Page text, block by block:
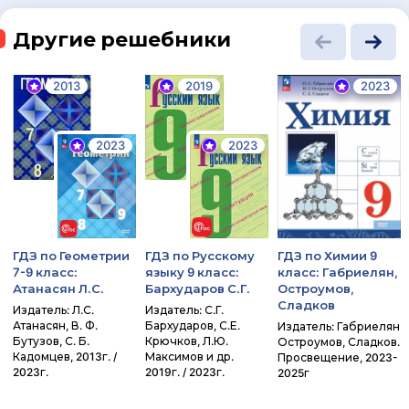
Другие решебники
2013
2023
ГДЗ по Геометрии
7-9 класс:
Атанасян Л.С.
Издатель: Л.С.
Атанасян, В. Ф.
Бутузов, С. Б.
Кадомцев, 2013г. /
2023г.
2019
2023
ГДЗ по Русскому
языку 9 класс:
Бархударов С.Г.
Издатель: С.Г.
Бархударов, С.Е.
Крючков, Л.Ю.
Максимов и др.
2019г. / 2023г.
2023
ГДЗ по Химии 9
класс: Габриелян,
Остроумов,
Сладков
Издатель: Габриелян
Остроумов, Сладков.
Просвещение, 2023-
2025г